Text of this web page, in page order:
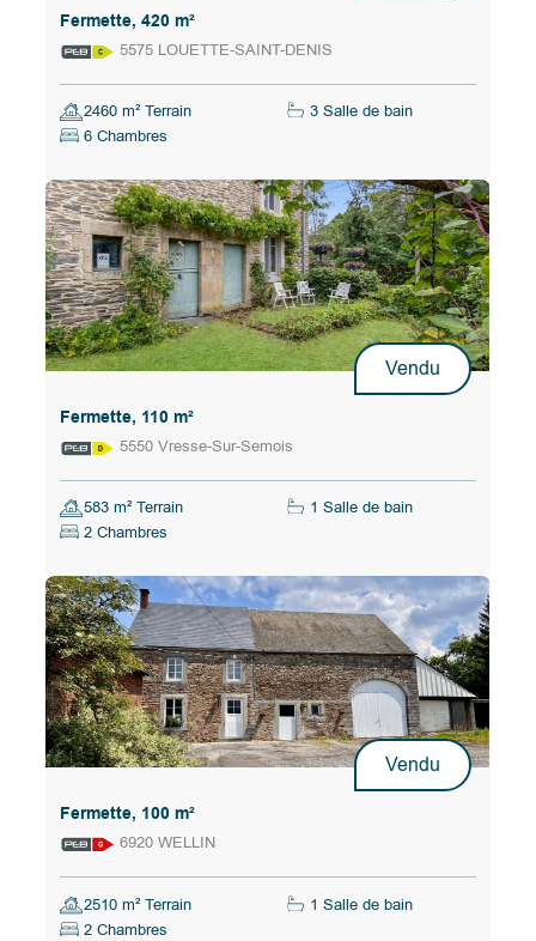
Fermette, 420 m²
5575 LOUETTE-SAINT-DENIS
2460 m² Terrain
3 Salle de bain
6 Chambres
Vendu
Fermette, 110 m²
5550 Vresse-Sur-Semois
583 m² Terrain
1 Salle de bain
2 Chambres
Vendu
Fermette, 100 m²
6920 WELLIN
2510 m² Terrain
1 Salle de bain
2 Chambres